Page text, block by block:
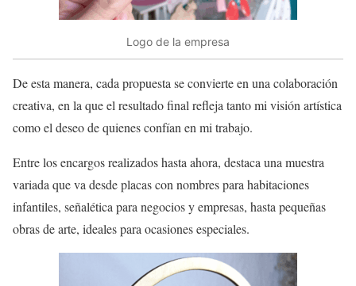
Logo de la empresa
De esta manera, cada propuesta se convierte en una colaboración
creativa, en la que el resultado final refleja tanto mi visión artística
como el deseo de quienes confían en mi trabajo.
Entre los encargos realizados hasta ahora, destaca una muestra
variada que va desde placas con nombres para habitaciones
infantiles, señalética para negocios y empresas, hasta pequeñas
obras de arte, ideales para ocasiones especiales.